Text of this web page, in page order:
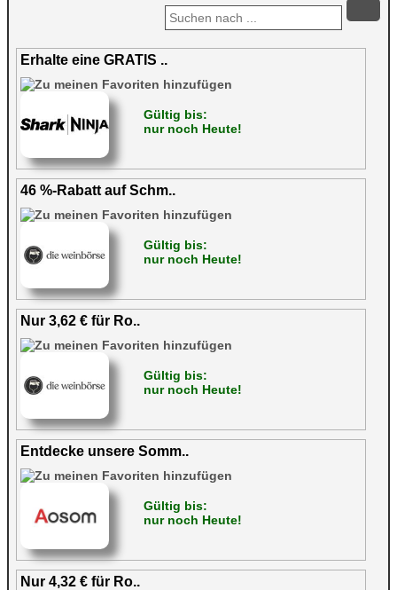
Erhalte eine GRATIS ..
Gültig bis:
nur noch Heute!
46 %-Rabatt auf Schm..
Gültig bis:
nur noch Heute!
Nur 3,62 € für Ro..
Gültig bis:
nur noch Heute!
Entdecke unsere Somm..
Gültig bis:
nur noch Heute!
Nur 4,32 € für Ro..